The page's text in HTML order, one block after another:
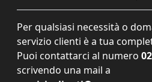
Per qualsiasi necessità o
servizio clienti è a tua
Puoi contattarci al numero
scrivendo una mail a